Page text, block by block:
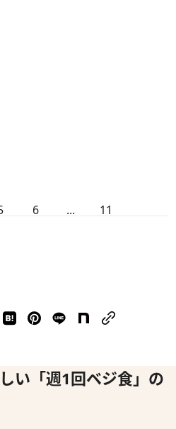
6 ... 11
い「週1回ベジ食」の